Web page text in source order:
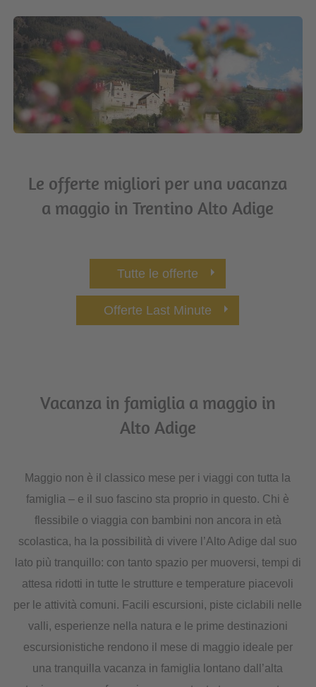
Le offerte migliori per una vacanza
a maggio in Trentino Alto Adige
Tutte le offerte
Offerte Last Minute
Vacanza in famiglia a maggio in
Alto Adige
Maggio non è il classico mese per i viaggi con tutta la
famiglia – e il suo fascino sta proprio in questo. Chi è
flessibile o viaggia con bambini non ancora in età
scolastica, ha la possibilità di vivere l’Alto Adige dal suo
lato più tranquillo: con tanto spazio per muoversi, tempi di
attesa ridotti in tutte le strutture e temperature piacevoli
per le attività comuni. Facili escursioni, piste ciclabili nelle
valli, esperienze nella natura e le prime destinazioni
escursionistiche rendono il mese di maggio ideale per
una tranquilla vacanza in famiglia lontano dall’alta